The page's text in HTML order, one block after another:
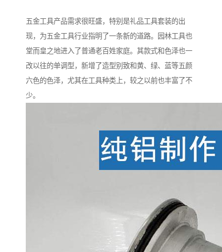
五金工具产品需求很旺盛，特别是礼品工具套装的出
现，为五金工具行业指明了一条新的道路。园林工具也
堂而皇之地进入了普通老百姓家庭。其款式和色泽也一
改以往的单调型，新增了造型别致和黄、绿、蓝等五颜
六色的色泽，尤其在工具种类上，较之以前也丰富了不
少。